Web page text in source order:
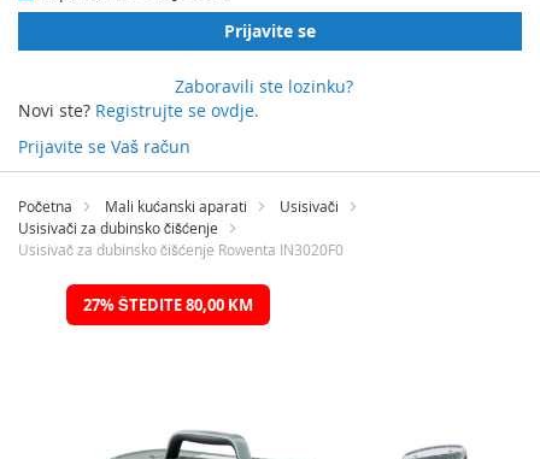
Prijavite se
Zaboravili ste lozinku?
Novi ste? Registrujte se ovdje.
Prijavite se Vaš račun
Preskočite
sadržaj
Početna Mali kućanski aparati
Usisivači
Usisivači za dubinsko čišćenje
Usisivač za dubinsko čišćenje Rowenta IN3020F0
Preskočite27% ŠTEDITE 80,00 KM